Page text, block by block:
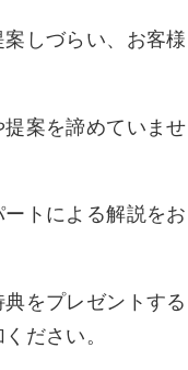
しづらい、お客様
案を諦めていませ
トによる解説をお
をプレゼントする
ださい。